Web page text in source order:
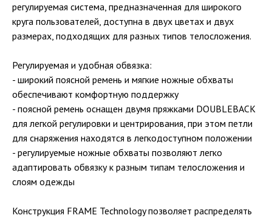
регулируемая система, предназначенная для широкого
круга пользователей, доступна в двух цветах и двух
размерах, подходящих для разных типов телосложения.
Регулируемая и удобная обвязка:
- широкий поясной ремень и мягкие ножные обхваты
обеспечивают комфортную поддержку
- поясной ремень оснащен двумя пряжками DOUBLEBACK
для легкой регулировки и центрирования, при этом петли
для снаряжения находятся в легкодоступном положении
- регулируемые ножные обхваты позволяют легко
адаптировать обвязку к разным типам телосложения и
слоям одежды
Конструкция FRAME Technology позволяет распределять